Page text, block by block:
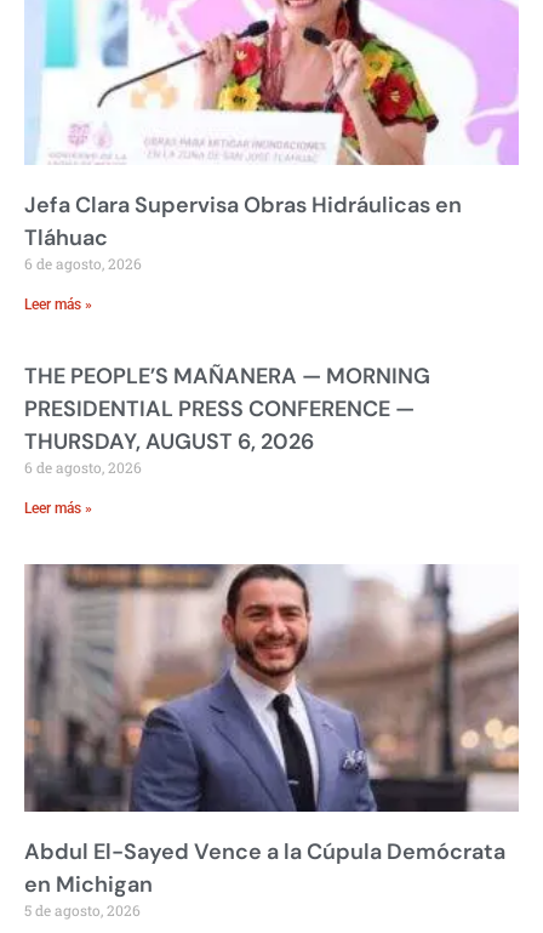
Jefa Clara Supervisa Obras Hidráulicas en
Tláhuac
6 de agosto, 2026
Leer más »
THE PEOPLE’S MAÑANERA — MORNING
PRESIDENTIAL PRESS CONFERENCE —
THURSDAY, AUGUST 6, 2026
6 de agosto, 2026
Leer más »
Abdul El-Sayed Vence a la Cúpula Demócrata
en Michigan
5 de agosto, 2026